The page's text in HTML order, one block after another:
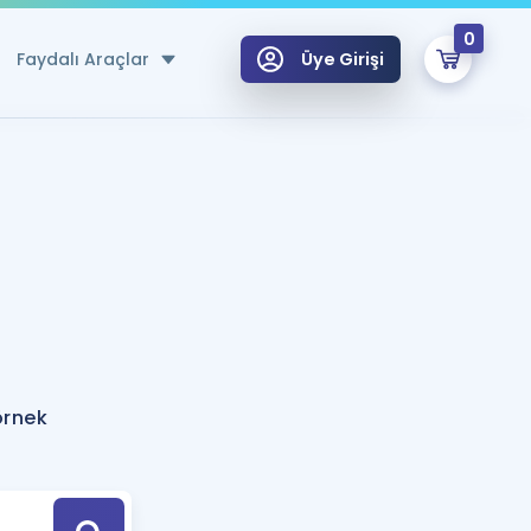
Faydalı Araçlar
Hesaplama Aracı
için Öneriler
Tek Takvimde
Üye Girişi
0